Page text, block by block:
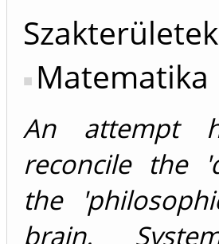
Matematika
An attempt
reconcile the
the
brain.